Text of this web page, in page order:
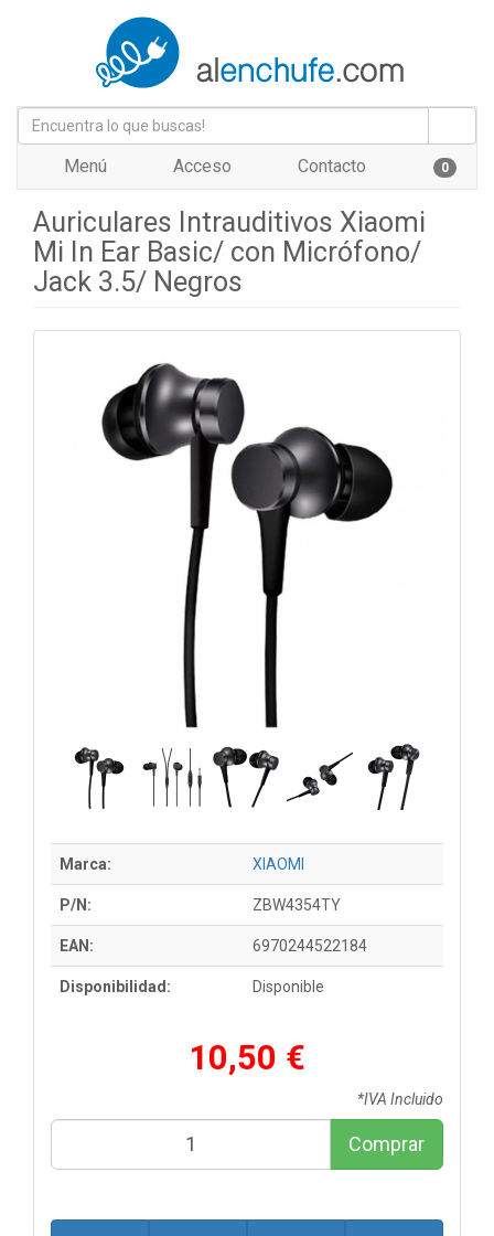
Menú Acceso Contacto 0
Auriculares Intrauditivos Xiaomi
Mi In Ear Basic/ con Micrófono/
Jack 3.5/ Negros
Marca: XIAOMI
P/N: ZBW4354TY
EAN: 6970244522184
Disponibilidad: Disponible
10,50 €
*IVA Incluido
Comprar